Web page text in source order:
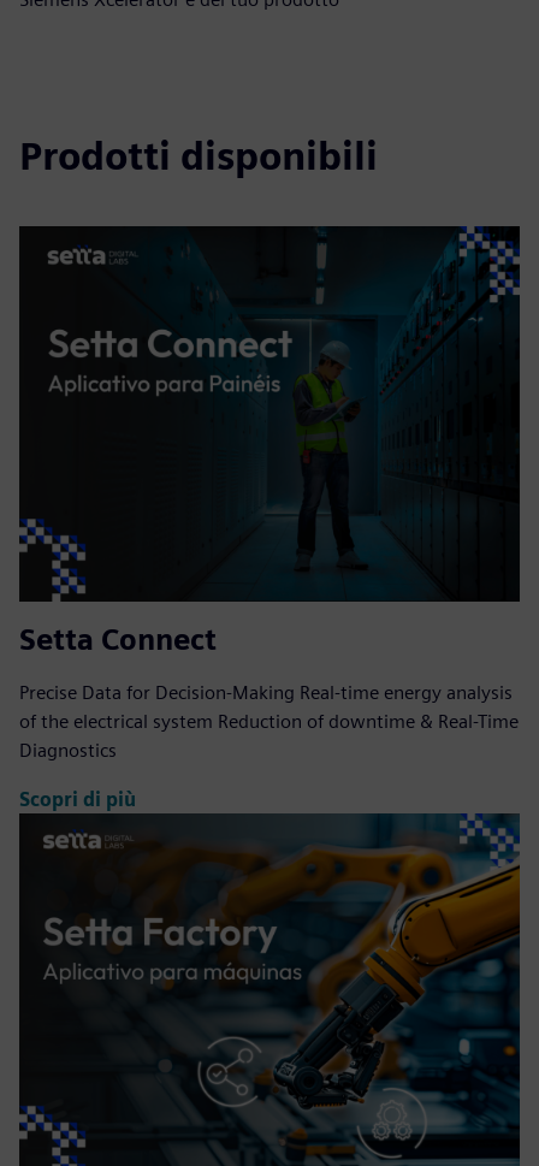
Prodotti disponibili
Setta Connect
Precise Data for Decision-Making Real-time energy analysis
of the electrical system Reduction of downtime & Real-Time
Diagnostics
Scopri di più